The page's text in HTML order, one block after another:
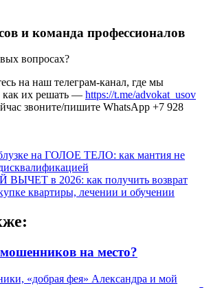
и команда профессионалов
вопросах?
на наш телеграм-канал, где мы
как их решать — https://t.me/advokat_usov
звоните/пишите WhatsApp +7 928
на ГОЛОЕ ТЕЛО: как мантия не
в 2026: как получить возврат
квартиры, лечении и обучении
на место?
«добрая фея» Александра и мой